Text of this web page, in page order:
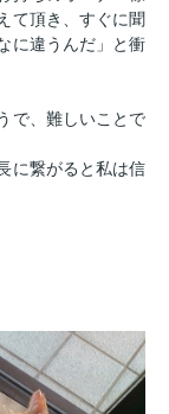
て頂き、すぐに聞
に違うんだ」と衝
で、難しいことで
に繋がると私は信